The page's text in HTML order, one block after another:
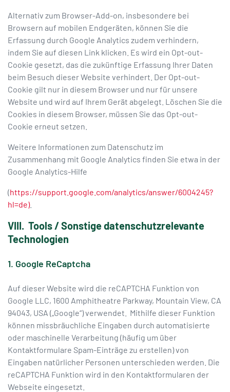
Alternativ zum Browser-Add-on, insbesondere bei
Browsern auf mobilen Endgeräten, können Sie die
Erfassung durch Google Analytics zudem verhindern,
indem Sie auf diesen Link klicken. Es wird ein Opt-out-
Cookie gesetzt, das die zukünftige Erfassung Ihrer Daten
beim Besuch dieser Website verhindert. Der Opt-out-
Cookie gilt nur in diesem Browser und nur für unsere
Website und wird auf Ihrem Gerät abgelegt. Löschen Sie die
Cookies in diesem Browser, müssen Sie das Opt-out-
Cookie erneut setzen.
Weitere Informationen zum Datenschutz im
Zusammenhang mit Google Analytics finden Sie etwa in der
Google Analytics-Hilfe
(https://support.google.com/analytics/answer/6004245?
hl=de).
VIII. Tools / Sonstige datenschutzrelevante
Technologien
1. Google ReCaptcha
Auf dieser Website wird die reCAPTCHA Funktion von
Google LLC, 1600 Amphitheatre Parkway, Mountain View, CA
94043, USA („Google“) verwendet. Mithilfe dieser Funktion
können missbräuchliche Eingaben durch automatisierte
oder maschinelle Verarbeitung (häufig um über
Kontaktformulare Spam-Einträge zu erstellen) von
Eingaben natürlicher Personen unterschieden werden. Die
reCAPTCHA Funktion wird in den Kontaktformularen der
Webseite eingesetzt.